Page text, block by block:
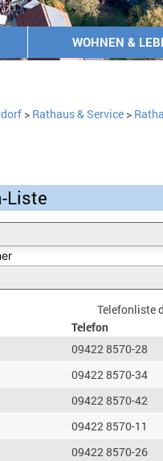
WOHNEN &
> Rathaus & Service>
Liste
Telefonliste
Telefon
09422 8570-28
09422 8570-34
09422 8570-42
09422 8570-11
09422 8570-26